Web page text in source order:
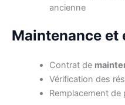
ancienne
Maintenance et
Contrat de
Vérification des
Remplacement de